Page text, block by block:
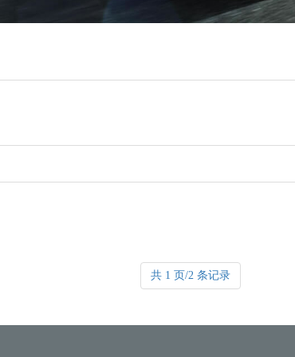
共 1 页/2 条记录